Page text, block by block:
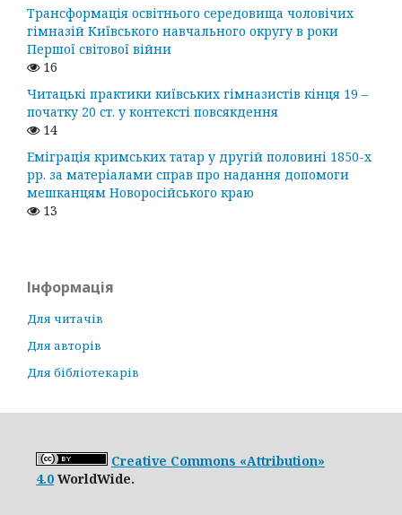
Трансформація освітнього середовища чоловічих
гімназій Київського навчального округу в роки
Першої світової війни
16
Читацькі практики київських гімназистів кінця 19 –
початку 20 ст. у контексті повсякдення
14
Еміграція кримських татар у другій половині 1850-х
рр. за матеріалами справ про надання допомоги
мешканцям Новоросійського краю
13
Інформація
Для читачів
Для авторів
Для бібліотекарів
Creative Commons «Attribution»
4.0 WorldWide.